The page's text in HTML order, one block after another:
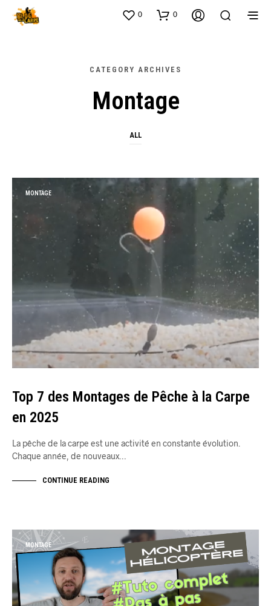
0 0
CATEGORY ARCHIVES
Montage
ALL
MONTAGE
Top 7 des Montages de Pêche à la Carpe
en 2025
La pêche de la carpe est une activité en constante évolution.
Chaque année, de nouveaux…
CONTINUE READING
MONTAGE